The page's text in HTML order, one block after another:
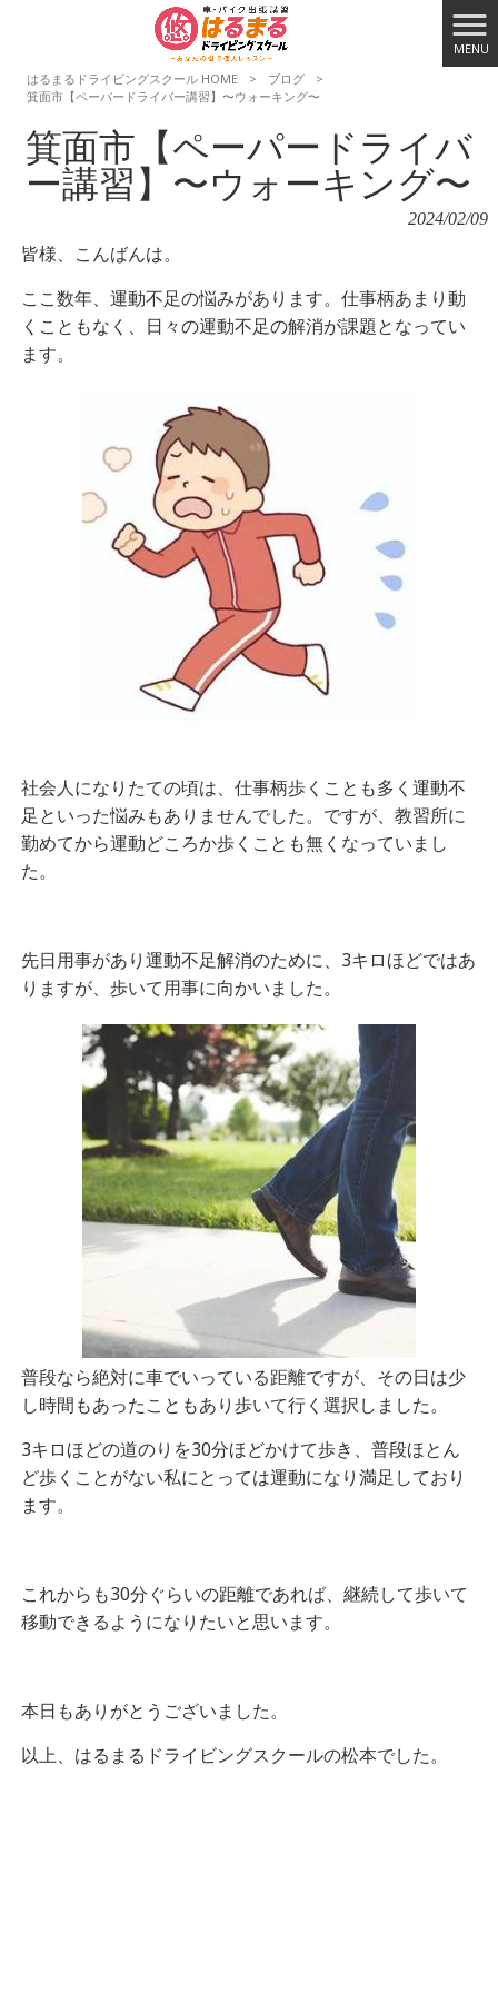
MENU
はるまるドライビングスクール HOME
> ブログ
>
箕面市【ペーパードライバー講習】〜ウォーキング〜
箕面市【ペーパードライバ
ー講習】〜ウォーキング〜
2024/02/09
皆様、こんばんは。
ここ数年、運動不足の悩みがあります。仕事柄あまり動
くこともなく、日々の運動不足の解消が課題となってい
ます。
社会人になりたての頃は、仕事柄歩くことも多く運動不
足といった悩みもありませんでした。ですが、教習所に
勤めてから運動どころか歩くことも無くなっていまし
た。
先日用事があり運動不足解消のために、3キロほどではあ
りますが、歩いて用事に向かいました。
普段なら絶対に車でいっている距離ですが、その日は少
し時間もあったこともあり歩いて行く選択しました。
3キロほどの道のりを30分ほどかけて歩き、普段ほとん
ど歩くことがない私にとっては運動になり満足しており
ます。
これからも30分ぐらいの距離であれば、継続して歩いて
移動できるようになりたいと思います。
本日もありがとうございました。
以上、はるまるドライビングスクールの松本でした。